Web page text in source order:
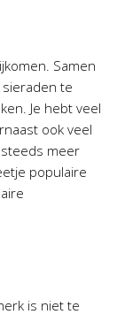
Samen
te
Je hebt veel
ook veel
meer
populaire
is niet te